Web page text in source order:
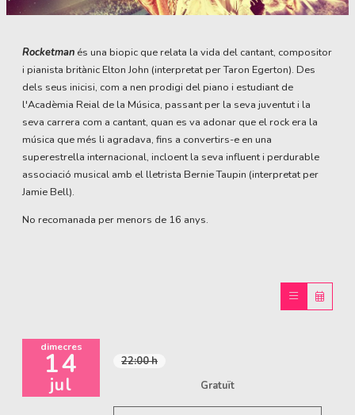
Rocketman és una biopic que relata la vida del cantant, compositor
i pianista britànic Elton John (interpretat per Taron Egerton). Des
dels seus inicisi, com a nen prodigi del piano i estudiant de
l'Acadèmia Reial de la Música, passant per la seva juventut i la
seva carrera com a cantant, quan es va adonar que el rock era la
música que més li agradava, fins a convertirs-e en una
superestrella internacional, incloent la seva influent i perdurable
associació musical amb el lletrista Bernie Taupin (interpretat per
Jamie Bell).
No recomanada per menors de 16 anys.
dimecres
14
jul
22:00 h
Gratuït